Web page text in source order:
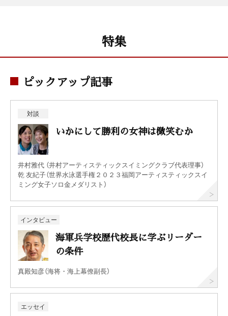
特集
ピックアップ記事
対談
いかにして勝利の女神は微笑むか
井村雅代 （井村アーティスティックスイミングクラブ代表理事）
乾 友紀子（世界水泳選手権２０２３福岡アーティスティックスイ
ミング女子ソロ金メダリスト）
インタビュー
海軍兵学校歴代校長に学ぶリーダー
の条件
真殿知彦（海将・海上幕僚副長）
エッセイ